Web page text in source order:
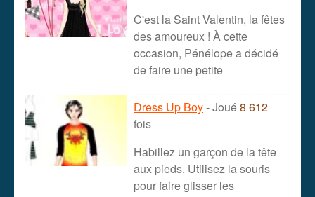
C'est la Saint Valentin, la fêtes
des amoureux ! À cette
occasion, Pénélope a décidé
de faire une petite
Dress Up Boy- Joué8 612
fois
Habillez un garçon de la tête
aux pieds. Utilisez la souris
pour faire glisser les